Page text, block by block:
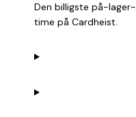
Den billigste på-
time på Cardheist.